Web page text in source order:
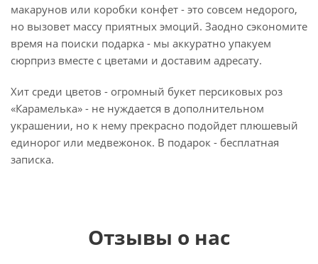
макарунов или коробки конфет - это совсем недорого,
но вызовет массу приятных эмоций. Заодно сэкономите
время на поиски подарка - мы аккуратно упакуем
сюрприз вместе с цветами и доставим адресату.
Хит среди цветов - огромный букет персиковых роз
«Карамелька» - не нуждается в дополнительном
украшении, но к нему прекрасно подойдет плюшевый
единорог или медвежонок. В подарок - бесплатная
записка.
Отзывы о нас